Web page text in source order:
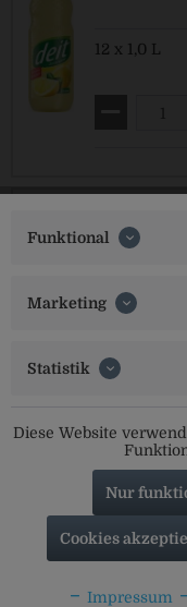
12 x 1,0 L
Erl Cola-
20 x 0,5 L
Funktional
Marketing
Statistik
Diese Website
Nur
Cookies
Impressum